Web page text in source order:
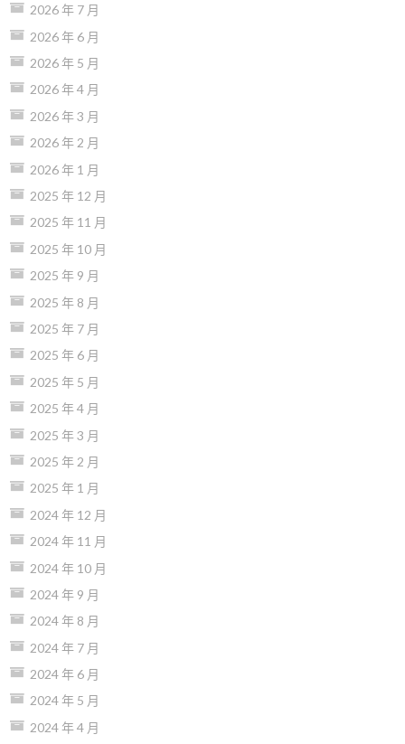
2026 年 7 月
2026 年 6 月
2026 年 5 月
2026 年 4 月
2026 年 3 月
2026 年 2 月
2026 年 1 月
2025 年 12 月
2025 年 11 月
2025 年 10 月
2025 年 9 月
2025 年 8 月
2025 年 7 月
2025 年 6 月
2025 年 5 月
2025 年 4 月
2025 年 3 月
2025 年 2 月
2025 年 1 月
2024 年 12 月
2024 年 11 月
2024 年 10 月
2024 年 9 月
2024 年 8 月
2024 年 7 月
2024 年 6 月
2024 年 5 月
2024 年 4 月